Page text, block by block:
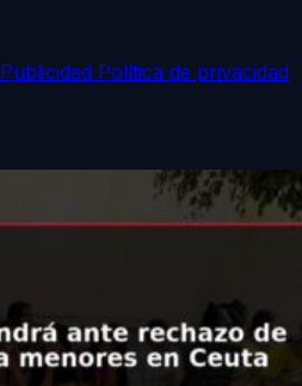
Publicidad Política de privacidad